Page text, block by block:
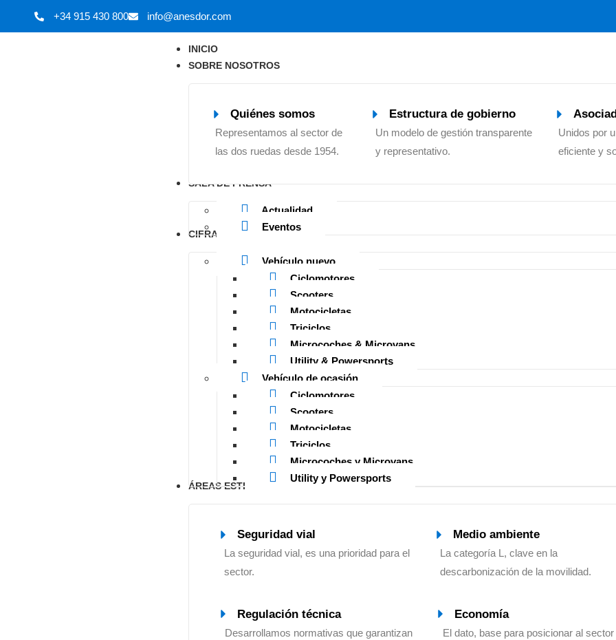
+34 915 430 800 info@anesdor.com
INICIO
SOBRE NOSOTROS
Quiénes somos
Representamos al sector de
las dos ruedas desde 1954.
Estructura de gobierno
Un modelo de gestión transparente
y representativo.
Unidos por
eficiente y
SALA DE PRENSA
Actualidad
Eventos
CIFRAS DEL SECTOR
Vehículo nuevo
Ciclomotores
Scooters
Motocicletas
Triciclos
Microcoches & Microvans
Utility & Powersports
Vehículo de ocasión
Ciclomotores
Scooters
Motocicletas
Triciclos
Microcoches y Microvans
Utility y Powersports
ÁREAS ESTRATÉGICAS
Seguridad vial
La seguridad vial, es una prioridad para el
sector.
Medio ambiente
La categoría L, clave en la
descarbonización de la movilidad.
Regulación técnica
Desarrollamos normativas que garantizan
Economía
El dato, base para posicionar al sector